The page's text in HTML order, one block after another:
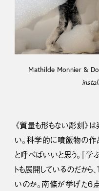
Mathilde Monnier &
《質量も形もない彫刻》
い。科学的に噴飯物の作
と呼べばいいと思う。「学
トも展開しているのだか
いのか。南條が挙げた６